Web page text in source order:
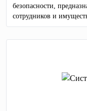
безопасности,
сотрудников и
других нежелательных